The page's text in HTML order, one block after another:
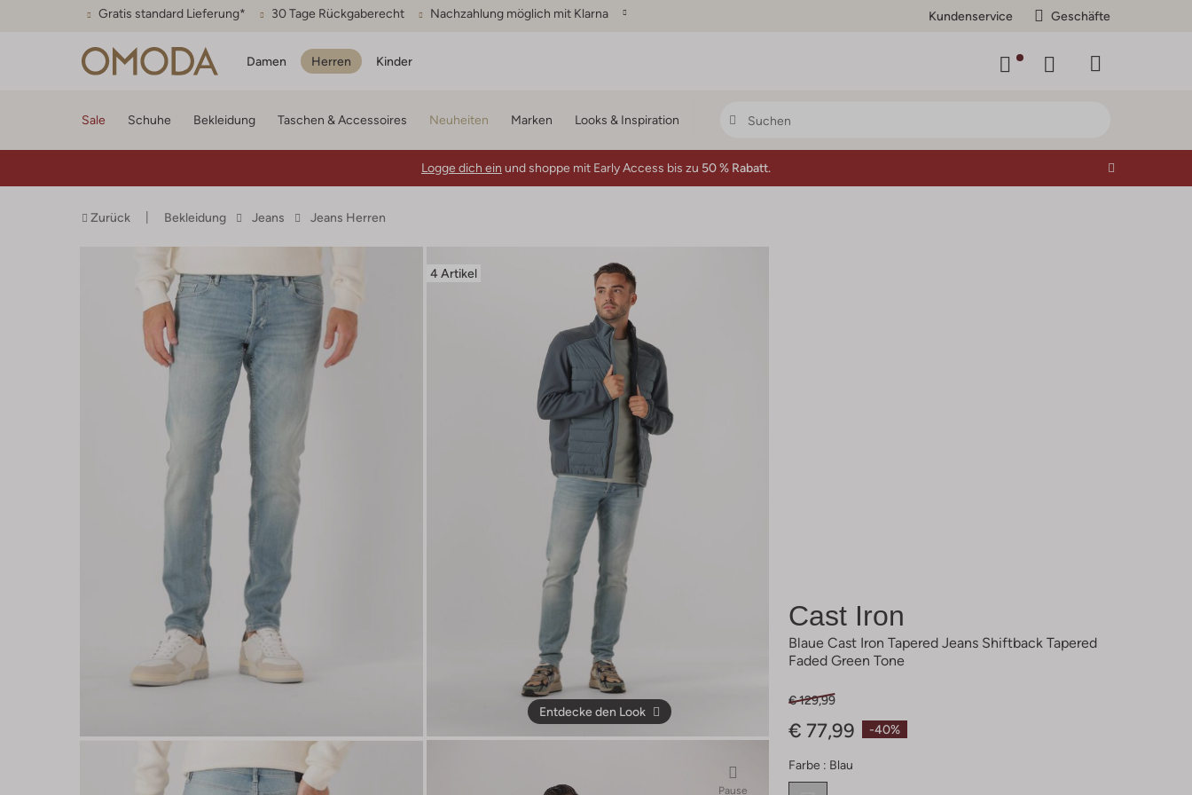
Gratis standard Lieferung* 30 Tage Rückgaberecht Nachzahlung möglich mit Klarna Kundenservice Geschäfte
Damen Herren Kinder
Sale Schuhe Bekleidung Taschen & Accessoires Neuheiten Marken Looks & Inspiration
Logge dich ein und shoppe mit Early Access bis zu 50 % Rabatt.
Zurück Bekleidung Jeans Jeans Herren
4 Artikel
Entdecke den Look
Pause
Cast Iron
Blaue Cast Iron Tapered Jeans Shiftback Tapered
Faded Green Tone
-40%
€ 129,99
€ 77,99
Farbe : Blau